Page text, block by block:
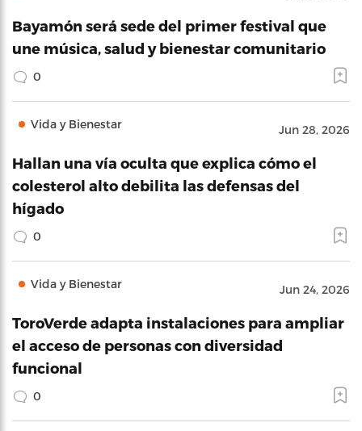
Bayamón será sede del primer festival que
une música, salud y bienestar comunitario
0
Vida y Bienestar Jun 28, 2026
Hallan una vía oculta que explica cómo el
colesterol alto debilita las defensas del
hígado
0
Vida y Bienestar Jun 24, 2026
ToroVerde adapta instalaciones para ampliar
el acceso de personas con diversidad
funcional
0